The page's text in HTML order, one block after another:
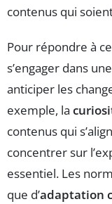
contenus qui
Pour répondre à
s’engager dans
anticiper les
exemple, la
contenus qui
concentrer sur
essentiel. Les
que d’adaptation